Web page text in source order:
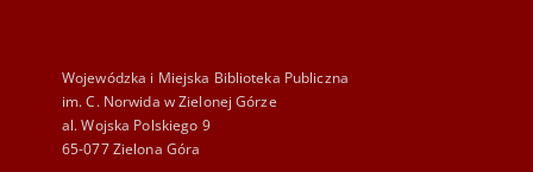
Wojewódzka i Miejska Biblioteka Publiczna
im. C. Norwida w Zielonej Górze
al. Wojska Polskiego 9
65-077 Zielona Góra